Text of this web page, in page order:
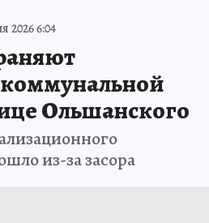
2026 6:04
Ольшанского
из-за засора